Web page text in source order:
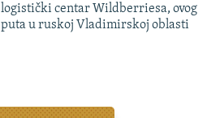
logistički centar Wildberriesa, ovog
puta u ruskoj Vladimirskoj oblasti